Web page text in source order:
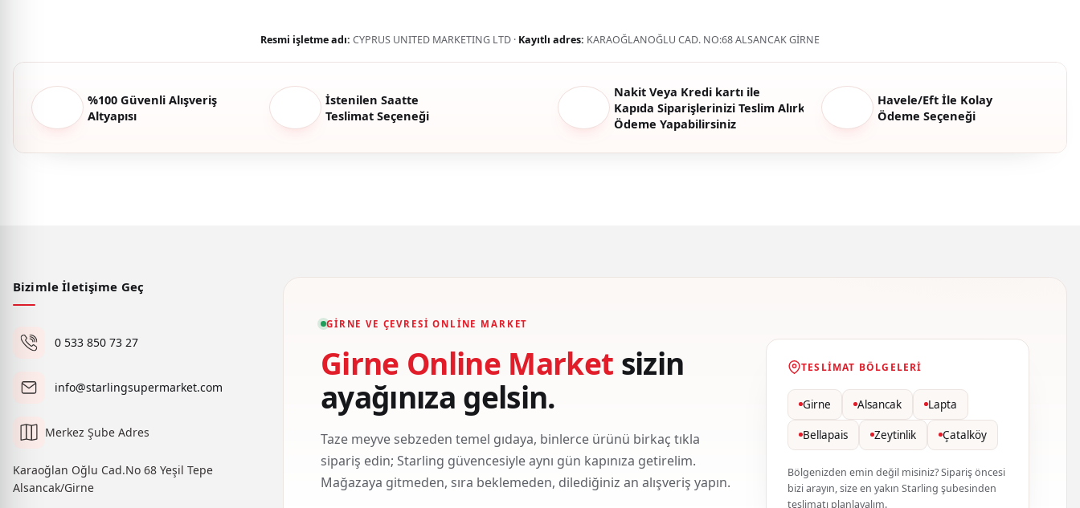
Resmi işletme adı: CYPRUS UNITED MARKETING LTD · Kayıtlı adres: KARAOĞLANOĞLU CAD. NO:68 ALSANCAK GİRNE
%100 Güvenli Alışveriş
Altyapısı
İstenilen Saatte
Teslimat Seçeneği
Nakit Veya Kredi kartı ile
Kapıda Siparişlerinizi Teslim Alırken
Ödeme Yapabilirsiniz
Havele/Eft İle Kolay
Ödeme Seçeneği
Bizimle İletişime Geç
0 533 850 73 27
info@starlingsupermarket.com
Merkez Şube Adres
Karaoğlan Oğlu Cad.No 68 Yeşil Tepe
Alsancak/Girne
GIRNE VE ÇEVRESI ONLINE MARKET
Girne Online Market sizin
ayağınıza gelsin.
Taze meyve sebzeden temel gıdaya, binlerce ürünü birkaç tıkla
sipariş edin; Starling güvencesiyle aynı gün kapınıza getirelim.
Mağazaya gitmeden, sıra beklemeden, dilediğiniz an alışveriş yapın.
TESLIMAT BÖLGELERI
Girne Alsancak Lapta
Bellapais Zeytinlik Çatalköy
Bölgenizden emin değil misiniz? Sipariş öncesi
bizi arayın, size en yakın Starling şubesinden
teslimatı planlayalım.